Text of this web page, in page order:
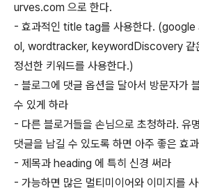
urves.com 으로 한다.
- 효과적인 title tag를 사용한다.
ol, wordtracker, keywordDiscovery 같
정선한 키워드를 사용한다.)
- 블로그에 댓글 옵션을 달아서 방문자가
수 있게 하라
- 다른 블로거들을 손님으로 초청하라. 유
댓글을 남길 수 있도록 하면 아주 좋은 효
- 제목과 heading 에 특히 신경 써라
- 가능하면 많은 멀티미이어와 이미지를